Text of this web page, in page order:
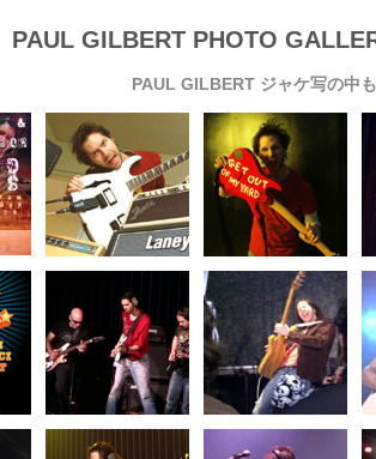
PAUL GILBERT PHOTO
PAUL GILBERT ジャケ写の中